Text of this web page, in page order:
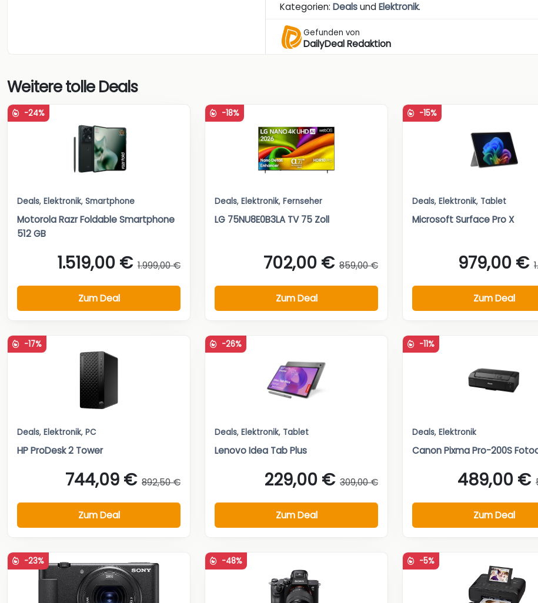
Kategorien:DealsundElektronik.
Gefunden von
DailyDeal Redaktion
Weitere tolle Deals
-24%
Deals, Elektronik, Smartphone
Motorola Razr Foldable Smartphone
512 GB
1.519,00 € 1.999,00 €
Zum Deal
-18%
Deals, Elektronik, Fernseher
LG 75NU8E0B3LA TV 75 Zoll
702,00 € 859,00 €
Zum Deal
-15%
Deals, Elektronik, Tablet
Microsoft Surface Pro X
979,00 €
Zum Deal
-17%
Deals, Elektronik, PC
HP ProDesk 2 Tower
744,09 € 892,50 €
Zum Deal
-26%
Deals, Elektronik, Tablet
Lenovo Idea Tab Plus
229,00 € 309,00 €
Zum Deal
-11%
Deals, Elektronik
Canon Pixma Pro-200S
489,00 €
Zum Deal
-23% -48% -5%